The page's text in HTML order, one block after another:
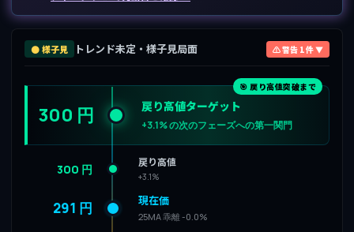
⚫ 様子見 トレンド未定・様子見局面 ⚠ 警告 1 件 ▼
🎯 戻り高値突破まで
300 円 戻り高値ターゲット
+3.1% の次のフェーズへの第一関門
300 円 戻り高値
+3.1%
291 円 現在価
25MA 乖離 -0.0%